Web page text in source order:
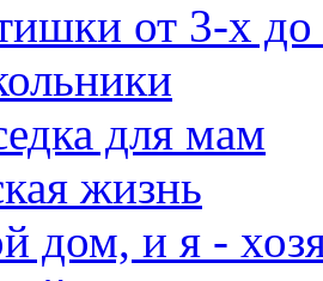
от 3-х
для мам
жизнь
дом, и я -